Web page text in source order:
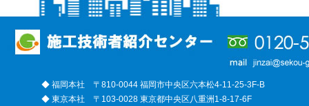
◆ 福岡本社 〒810-0044 福岡市中央区六本松4-11-25-3F-B
◆ 東京本社 〒103-0028 東京都中央区八重洲1-8-17-6F